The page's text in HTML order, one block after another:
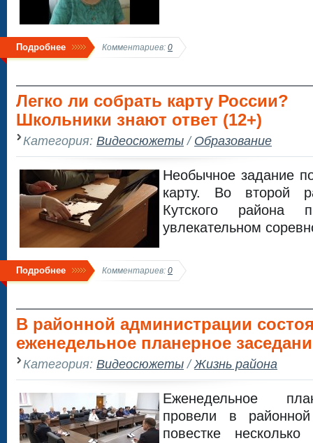
Подробнее Комментариев: 0
Легко ли собрать карту России?
Школьники знают ответ (12+)
Категория: Видеосюжеты/Образование
Необычное задание
карту. Во второй
Кутского района
увлекательном
Подробнее Комментариев: 0
В районной администрации
еженедельное планерное
Категория: Видеосюжеты/Жизнь района
Еженедельное
провели в
повестке